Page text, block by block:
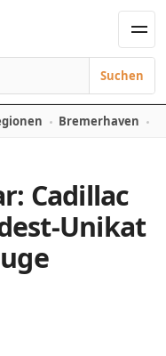
Suchen
Bremerhaven
Cadillac
Unikat